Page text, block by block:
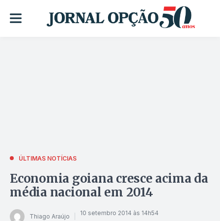
ÚLTIMAS NOTÍCIAS
Economia goiana cresce acima da
média nacional em 2014
Thiago Araújo 10 setembro 2014 às 14h54